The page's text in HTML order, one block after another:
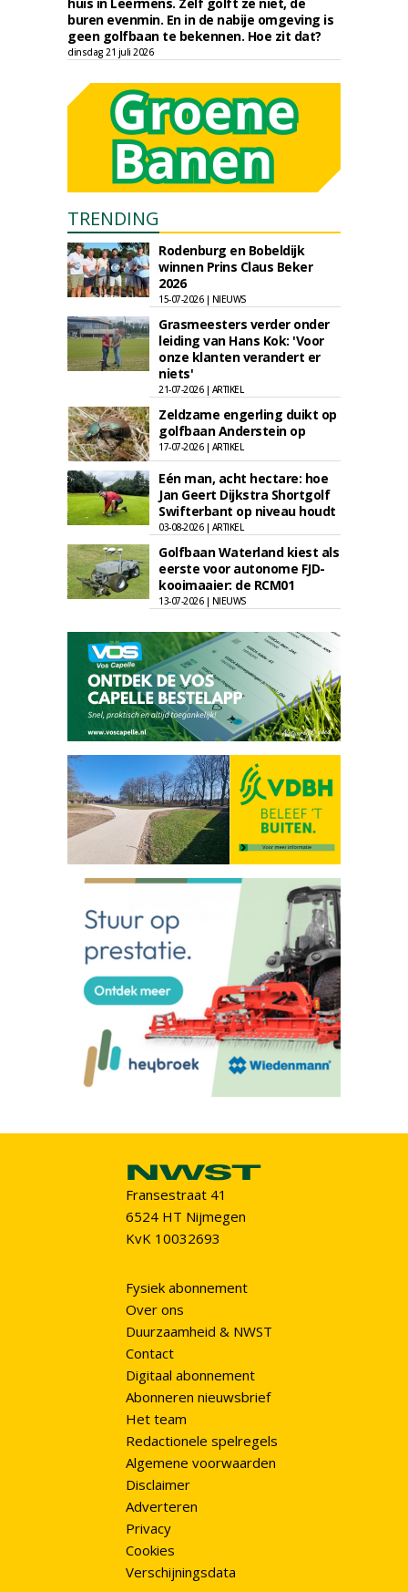
buren evenmin. En in de nabije omgeving is
geen golfbaan te bekennen. Hoe zit dat?
dinsdag 21 juli 2026
TRENDING
Rodenburg en Bobeldijk
winnen Prins Claus Beker
2026
15-07-2026 | NIEUWS
Grasmeesters verder onder
leiding van Hans Kok: 'Voor
onze klanten verandert er
niets'
21-07-2026 | ARTIKEL
Zeldzame engerling duikt op
golfbaan Anderstein op
17-07-2026 | ARTIKEL
Eén man, acht hectare: hoe
Jan Geert Dijkstra Shortgolf
Swifterbant op niveau houdt
03-08-2026 | ARTIKEL
Golfbaan Waterland kiest als
eerste voor autonome FJD-
kooimaaier: de RCM01
13-07-2026 | NIEUWS
Fransestraat 41
6524 HT Nijmegen
KvK 10032693
Fysiek abonnement
Over ons
Duurzaamheid & NWST
Contact
Digitaal abonnement
Abonneren nieuwsbrief
Het team
Redactionele spelregels
Algemene voorwaarden
Disclaimer
Adverteren
Privacy
Cookies
Verschijningsdata